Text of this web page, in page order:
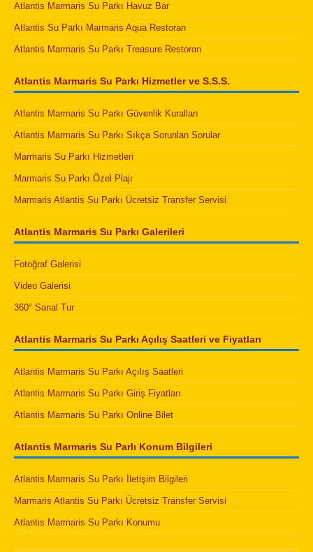
Atlantis Marmaris Su Parkı Havuz Bar
Atlantis Su Parkı Marmaris Aqua Restoran
Atlantis Marmaris Su Parkı Treasure Restoran
Atlantis Marmaris Su Parkı Hizmetler ve S.S.S.
Atlantis Marmaris Su Parkı Güvenlik Kuralları
Atlantis Marmaris Su Parkı Sıkça Sorunlan Sorular
Marmaris Su Parkı Hizmetleri
Marmaris Su Parkı Özel Plajı
Marmaris Atlantis Su Parkı Ücretsiz Transfer Servisi
Atlantis Marmaris Su Parkı Galerileri
Fotoğraf Galerisi
Video Galerisi
360° Sanal Tur
Atlantis Marmaris Su Parkı Açılış Saatleri ve Fiyatları
Atlantis Marmaris Su Parkı Açılış Saatleri
Atlantis Marmaris Su Parkı Giriş Fiyatları
Atlantis Marmaris Su Parkı Online Bilet
Atlantis Marmaris Su Parlı Konum Bilgileri
Atlantis Marmaris Su Parkı İletişim Bilgileri
Marmaris Atlantis Su Parkı Ücretsiz Transfer Servisi
Atlantis Marmaris Su Parkı Konumu